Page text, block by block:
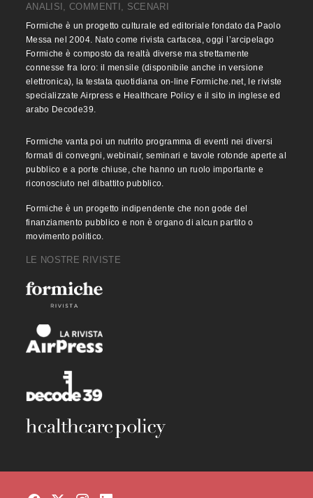
ANALISI, COMMENTI, SCENARI
Formiche è un progetto culturale ed editoriale fondato da Paolo
Messa nel 2004. Nato come rivista cartacea, oggi l’arcipelago
Formiche è composto da realtà diverse ma strettamente
connesse fra loro: il mensile (disponibile anche in versione
elettronica), la testata quotidiana on-line Formiche.net, le riviste
specializzate Airpress e Healthcare Policy e il sito in inglese ed
arabo Decode39.
Formiche vanta poi un nutrito programma di eventi nei diversi
formati di convegni, webinair, seminari e tavole rotonde aperte al
pubblico e a porte chiuse, che hanno un ruolo importante e
riconosciuto nel dibattito pubblico.
Formiche è un progetto indipendente che non gode del
finanziamento pubblico e non è organo di alcun partito o
movimento politico.
LE NOSTRE RIVISTE